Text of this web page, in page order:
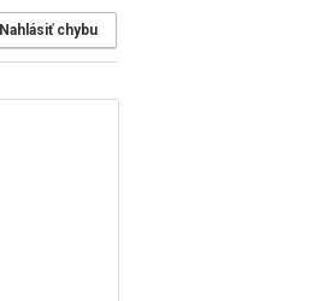
Nahlásiť chybu